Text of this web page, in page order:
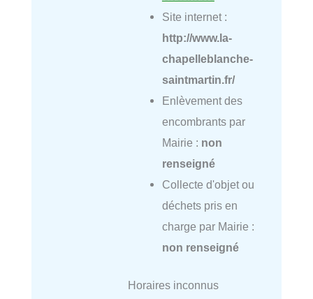
Site internet :
http://www.la-
chapelleblanche-
saintmartin.fr/
Enlèvement des
encombrants par
Mairie : non
renseigné
Collecte d'objet ou
déchets pris en
charge par Mairie :
non renseigné
Horaires inconnus